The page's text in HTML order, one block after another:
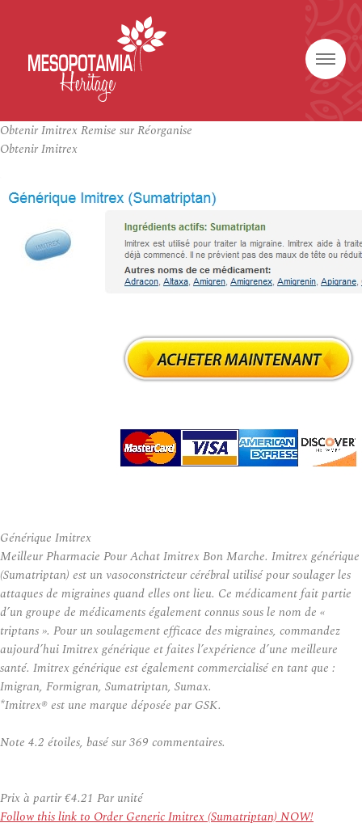
Obtenir Imitrex Remise sur Réorganise
Obtenir Imitrex
Générique Imitrex
Meilleur Pharmacie Pour Achat Imitrex Bon Marche. Imitrex générique
(Sumatriptan) est un vasoconstricteur cérébral utilisé pour soulager les
attaques de migraines quand elles ont lieu. Ce médicament fait partie
d’un groupe de médicaments également connus sous le nom de «
triptans ». Pour un soulagement efficace des migraines, commandez
aujourd’hui Imitrex générique et faites l’expérience d’une meilleure
santé. Imitrex générique est également commercialisé en tant que :
Imigran, Formigran, Sumatriptan, Sumax.
*Imitrex® est une marque déposée par GSK.
Note 4.2 étoiles, basé sur369 commentaires.
Prix à partir€4.21 Par unité
Follow this link to Order Generic Imitrex (Sumatriptan) NOW!